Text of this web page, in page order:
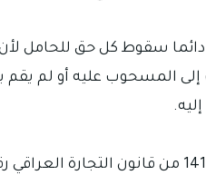
المسحوب عليه أو لم يقم